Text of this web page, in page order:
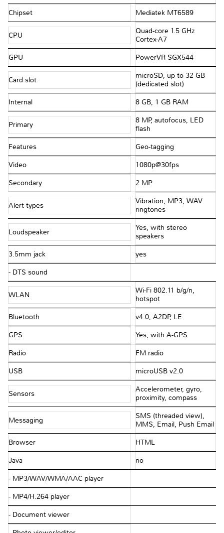
Chipset Mediatek MT6589
CPU
Quad-core 1.5 GHz
Cortex-A7
GPU PowerVR SGX544
Card slot
microSD, up to 32 GB
(dedicated slot)
Internal 8 GB, 1 GB RAM
Primary
8 MP, autofocus, LED
flash
Features Geo-tagging
Video 1080p@30fps
Secondary 2 MP
Alert types
Vibration; MP3, WAV
ringtones
Loudspeaker
Yes, with stereo
speakers
3.5mm jack yes
- DTS sound
WLAN
Wi-Fi 802.11 b/g/n,
hotspot
Bluetooth v4.0, A2DP, LE
GPS Yes, with A-GPS
Radio FM radio
USB microUSB v2.0
Sensors
Accelerometer, gyro,
proximity, compass
Messaging
SMS (threaded view),
MMS, Email, Push Email
Browser HTML
Java no
- MP3/WAV/WMA/AAC player
- MP4/H.264 player
- Document viewer